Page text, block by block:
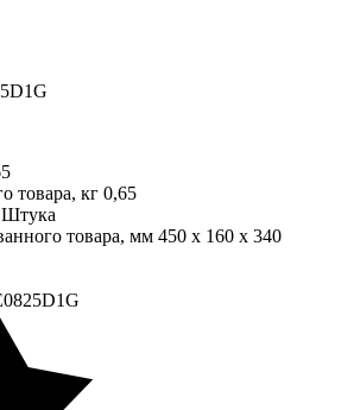
товара, кг 0,65
Штука
товара, мм 450 x 160 x 340